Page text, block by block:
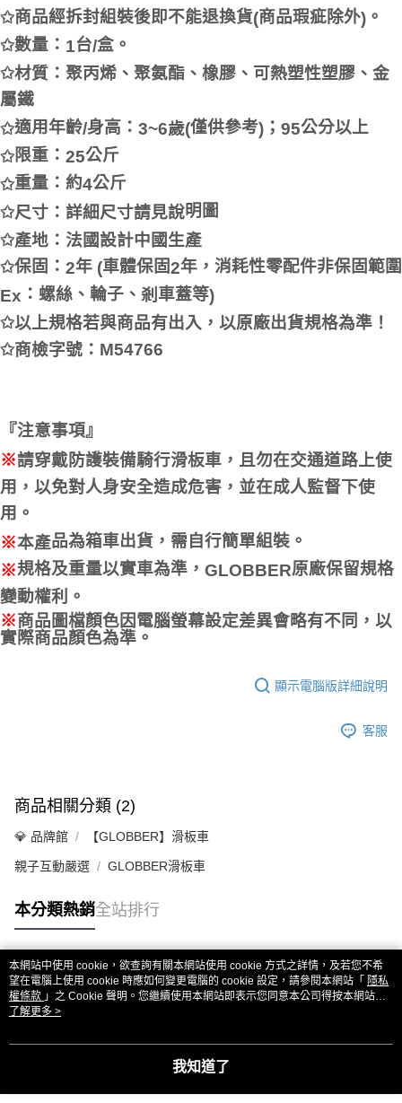
✩商品經拆封組裝後即不能退換貨(商品瑕疵除外) 。
✩數量： 1台/盒。
✩材質：聚丙烯 、聚氨酯 、橡膠、可熱塑性塑膠、金
屬鐵
✩適用年齡/身高： 3~6歲(僅供參考) ； 95公分以上
✩限重： 25公斤
✩重量：約4公斤
✩尺寸：詳細尺寸請見說明圖
✩產地：法國設計中國生產
✩保固： 2年 (車體保固2年，消耗性零配件非保固範圍
Ex ：螺絲、輪子、 剎 車蓋等)
✩以上規格若與商品有出入，以原廠出貨規格為準！
✩商檢字號： M54766
『注意事項』
※請穿戴防護裝備騎行滑板車，且勿在交通道路上使
用，以免對人身安全造成危害，並在成人監督下使
用。
※本產品為箱車出貨，需自行簡單組裝。
※規格及重量以實車為準， GLOBBER原廠保留規格
變動權利。
※商品圖檔顏色因電腦螢幕設定差異會略有不同，以
實際商品顏色為準。
顯示電腦版詳細說明
客服
商品相關分類 (2)
💎 品牌館 【GLOBBER】滑板車
親子互動嚴選 GLOBBER滑板車
本分類熱銷全站排行
熱門標籤
本網站中使用 cookie，欲查詢有關本網站使用 cookie 方式之詳情，及若您不希
望在電腦上使用 cookie 時應如何變更電腦的 cookie 設定，請參閱本網站「 隱私
權條款 」之 Cookie 聲明。您繼續使用本網站即表示您同意本公司得按本網站使
用條款之 Cookie 聲明使用 cookie。
了解更多 >
我知道了